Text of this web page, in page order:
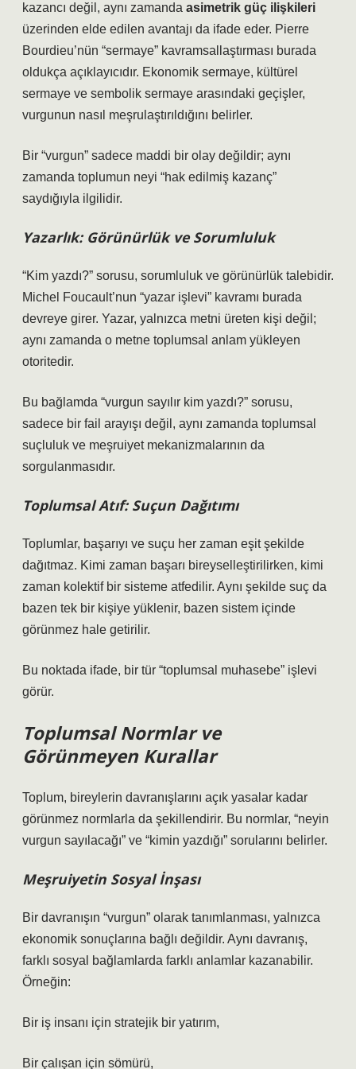
kazancı değil, aynı zamanda asimetrik güç ilişkileri
üzerinden elde edilen avantajı da ifade eder. Pierre
Bourdieu’nün “sermaye” kavramsallaştırması burada
oldukça açıklayıcıdır. Ekonomik sermaye, kültürel
sermaye ve sembolik sermaye arasındaki geçişler,
vurgunun nasıl meşrulaştırıldığını belirler.
Bir “vurgun” sadece maddi bir olay değildir; aynı
zamanda toplumun neyi “hak edilmiş kazanç”
saydığıyla ilgilidir.
Yazarlık: Görünürlük ve Sorumluluk
“Kim yazdı?” sorusu, sorumluluk ve görünürlük talebidir.
Michel Foucault’nun “yazar işlevi” kavramı burada
devreye girer. Yazar, yalnızca metni üreten kişi değil;
aynı zamanda o metne toplumsal anlam yükleyen
otoritedir.
Bu bağlamda “vurgun sayılır kim yazdı?” sorusu,
sadece bir fail arayışı değil, aynı zamanda toplumsal
suçluluk ve meşruiyet mekanizmalarının da
sorgulanmasıdır.
Toplumsal Atıf: Suçun Dağıtımı
Toplumlar, başarıyı ve suçu her zaman eşit şekilde
dağıtmaz. Kimi zaman başarı bireyselleştirilirken, kimi
zaman kolektif bir sisteme atfedilir. Aynı şekilde suç da
bazen tek bir kişiye yüklenir, bazen sistem içinde
görünmez hale getirilir.
Bu noktada ifade, bir tür “toplumsal muhasebe” işlevi
görür.
Toplumsal Normlar ve
Görünmeyen Kurallar
Toplum, bireylerin davranışlarını açık yasalar kadar
görünmez normlarla da şekillendirir. Bu normlar, “neyin
vurgun sayılacağı” ve “kimin yazdığı” sorularını belirler.
Meşruiyetin Sosyal İnşası
Bir davranışın “vurgun” olarak tanımlanması, yalnızca
ekonomik sonuçlarına bağlı değildir. Aynı davranış,
farklı sosyal bağlamlarda farklı anlamlar kazanabilir.
Örneğin:
Bir iş insanı için stratejik bir yatırım,
Bir çalışan için sömürü,